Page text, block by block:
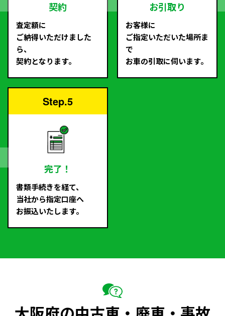
契約
査定額に
ご納得いただけました
ら、
契約となります。
お引取り
お客様に
ご指定いただいた場所ま
で
お車の引取に伺います。
Step.5
完了！
書類手続きを経て、
当社から指定口座へ
お振込いたします。